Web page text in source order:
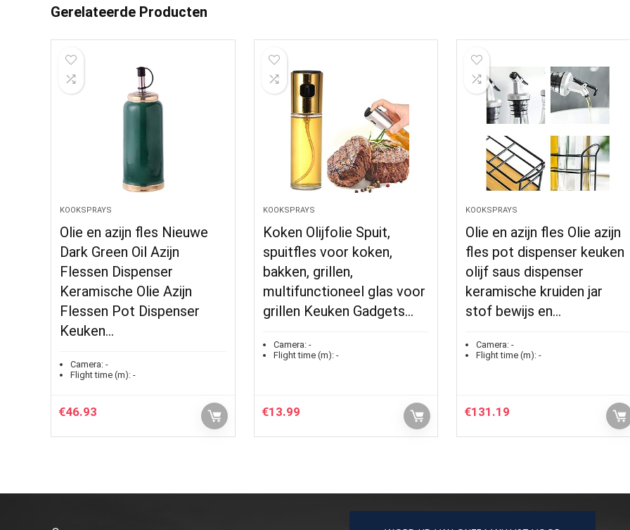
Gerelateerde Producten
KOOKSPRAYS
Olie en azijn fles Nieuwe
Dark Green Oil Azijn
Flessen Dispenser
Keramische Olie Azijn
Flessen Pot Dispenser
Keuken…
Camera: -
Flight time (m): -
€46.93
KOOKSPRAYS
Koken Olijfolie Spuit,
spuitfles voor koken,
bakken, grillen,
multifunctioneel glas voor
grillen Keuken Gadgets…
Camera:-
Flight time (m):-
€13.99
KOOKSPRAYS
Olie en azijn fles Olie azijn
fles pot dispenser keuken
olijf saus dispenser
keramische kruiden jar
stof bewijs en…
Camera: -
Flight time (m): -
€131.19